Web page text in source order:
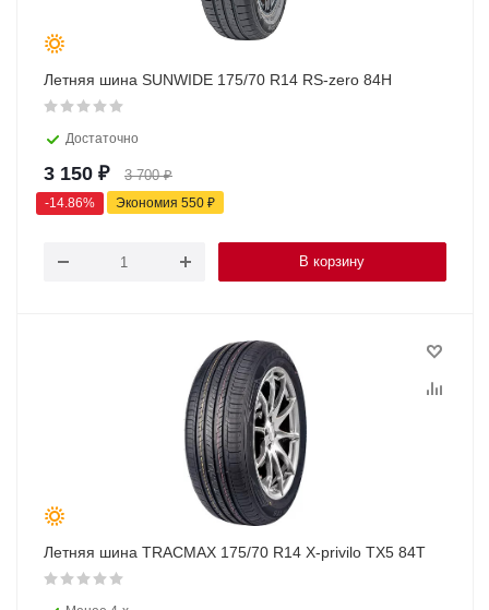
Летняя шина SUNWIDE 175/70 R14 RS-zero 84H
Достаточно
3 150 ₽ 3 700₽
-14.86% Экономия 550 ₽
В корзину
Летняя шина TRACMAX 175/70 R14 X-privilo TX5 84Т